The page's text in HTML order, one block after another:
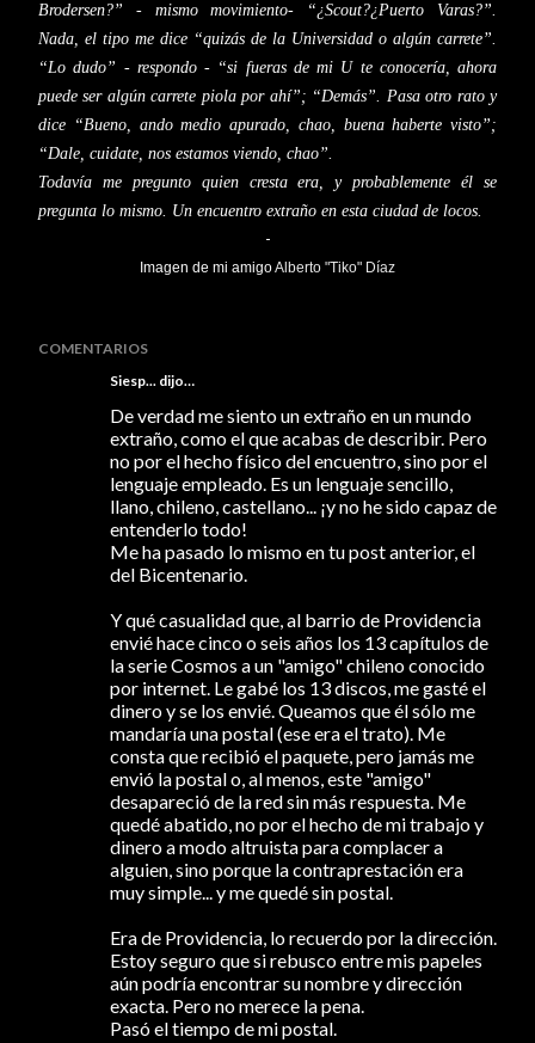
Brodersen?” - mismo movimiento- “¿Scout?¿Puerto Varas?”.
Nada, el tipo me dice “quizás de la Universidad o algún carrete”.
“Lo dudo” - respondo - “si fueras de mi U te conocería, ahora
puede ser algún carrete piola por ahí”; “Demás”. Pasa otro rato y
dice “Bueno, ando medio apurado, chao, buena haberte visto”;
“Dale, cuidate, nos estamos viendo, chao”.
Todavía me pregunto quien cresta era, y probablemente él se
pregunta lo mismo. Un encuentro extraño en esta ciudad de locos.
-
Imagen de mi amigoAlberto "Tiko" Díaz
COMENTARIOS
Siesp... dijo…
De verdad me siento un extraño en un mundo
extraño, como el que acabas de describir. Pero
no por el hecho físico del encuentro, sino por el
lenguaje empleado. Es un lenguaje sencillo,
llano, chileno, castellano... ¡y no he sido capaz de
entenderlo todo!
Me ha pasado lo mismo en tu post anterior, el
del Bicentenario.
Y qué casualidad que, al barrio de Providencia
envié hace cinco o seis años los 13 capítulos de
la serie Cosmos a un "amigo" chileno conocido
por internet. Le gabé los 13 discos, me gasté el
dinero y se los envié. Queamos que él sólo me
mandaría una postal (ese era el trato). Me
consta que recibió el paquete, pero jamás me
envió la postal o, al menos, este "amigo"
desapareció de la red sin más respuesta. Me
quedé abatido, no por el hecho de mi trabajo y
dinero a modo altruista para complacer a
alguien, sino porque la contraprestación era
muy simple... y me quedé sin postal.
Era de Providencia, lo recuerdo por la dirección.
Estoy seguro que si rebusco entre mis papeles
aún podría encontrar su nombre y dirección
exacta. Pero no merece la pena.
Pasó el tiempo de mi postal.